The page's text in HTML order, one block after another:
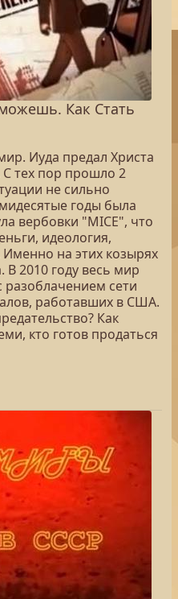
Как Стать
Иуда предал Христа
С тех пор прошло 2
не сильно
годы была
вербовки "МICE", что
идеология,
на этих козырях
В 2010 году весь мир
разоблачением сети
работавших в США.
Как
кто готов продаться